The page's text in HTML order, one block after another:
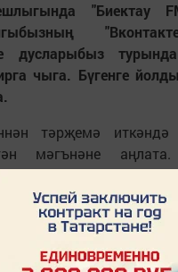
"Биектау
дусларыбыз
чыга. Бүгенге
тәрҗемә иткәндә
мәгънәне
йолдызы Резеда
белүче яхшы
янәшәсендә
чыгарга,
һәм кулинария